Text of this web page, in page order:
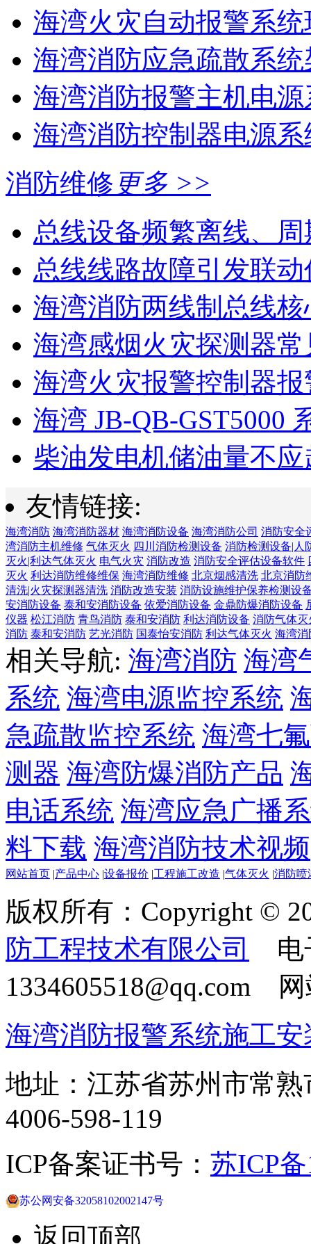
海湾火灾自动报警系统
海湾消防应急疏散系统
海湾消防报警主机电源
海湾消防控制器电源系
消防维修 更多 >>
总线设备频繁离线、
总线线路故障引发联
海湾消防两线制总线核
海湾感烟火灾探测器常
海湾火灾报警控制器报
海湾 JB-QB-GST5000
柴油发电机储油量不应
友情链接:
海湾消防 海湾消防器材 海湾消防设备 海湾消防公司 消防安全
湾消防主机维修 气体灭火 四川消防检测设备 消防检测设备|人
灭火|利达气体灭火 电气火灾 消防改造 消防安全评估设备软件
灭火 利达消防维修维保 海湾消防维修 北京烟感清洗 北京消防
清洗|火灾探测器清洗 消防改造安装 消防设施维护保养检测设
安消防设备 泰和安消防设备 依爱消防设备 金鼎防爆消防设备
仪器 松江消防 青鸟消防 泰和安消防 利达消防设备 消防气体灭
消防 泰和安消防 艺光消防 国泰怡安消防 利达气体灭火 海湾消
相关导航: 海湾消防 海湾
系统 海湾电源监控系统
急疏散监控系统 海湾七
测器 海湾防爆消防产品
电话系统 海湾应急广播
料下载 海湾消防技术视频
网站首页 |产品中心 |设备报价 |工程施工改造 |气体灭火 |消防喷
版权所有：Copyright ©
防工程技术有限公司
电
1334605518@qq.com
海湾消防报警系统施工
地址：江苏省苏州市常
4006-598-119
ICP备案证书号： 苏ICP
苏公网安备32058102002147号
返回顶部